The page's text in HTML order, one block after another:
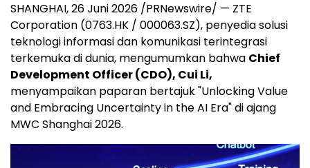
SHANGHAI, 26 Juni 2026 /PRNewswire/ — ZTE
Corporation (0763.HK / 000063.SZ), penyedia solusi
teknologi informasi dan komunikasi terintegrasi
terkemuka di dunia, mengumumkan bahwa Chief
Development Officer (CDO), Cui Li,
menyampaikan paparan bertajuk "Unlocking Value
and Embracing Uncertainty in the AI Era" di ajang
MWC Shanghai 2026.